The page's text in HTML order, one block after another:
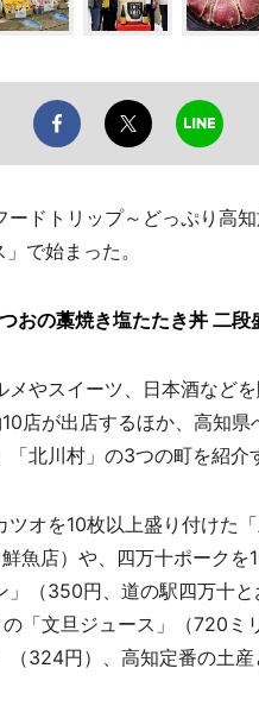
ドトリップ～どっぷり高
で始まった。
おの藁焼き塩たたき丼 二段
やスイーツ、日本酒など
店が出店するほか、高知県
北川村」の3つの町を紹介
オを10枚以上盛り付けた
魚店）や、四万十ポーク
（350円、道の駅四万十と
「文旦ジュース」（720ミ
324円）、高知定番の土産